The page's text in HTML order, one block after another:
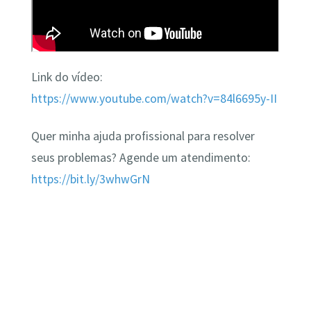
Link do vídeo:
https://www.youtube.com/watch?v=84l6695y-II
Quer minha ajuda profissional para resolver
seus problemas? Agende um atendimento:
https://bit.ly/3whwGrN